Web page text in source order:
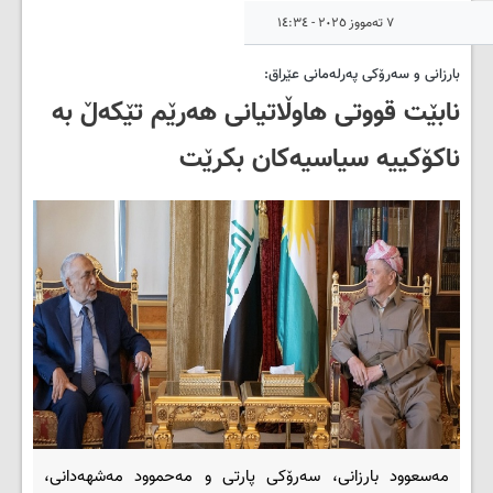
٧ تەمووز ٢٠٢٥ - ١٤:٣٤
بارزانی و سه‌رۆكی په‌رله‌مانی عێراق:
نابێت قووتی هاوڵاتیانی هەرێم تێکەڵ بە
ناکۆکییە سیاسیەکان بکرێت
مەسعوود بارزانی، سه‌رۆكی پارتی و مەحموود مەشهەدانی،